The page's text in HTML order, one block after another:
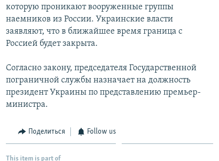
которую проникают вооруженные группы
наемников из России. Украинские власти
заявляют, что в ближайшее время граница с
Россией будет закрыта.
Согласно закону, председателя Государственной
пограничной службы назначает на должность
президент Украины по представлению премьер-
министра.
Поделиться Follow us
This item is part of